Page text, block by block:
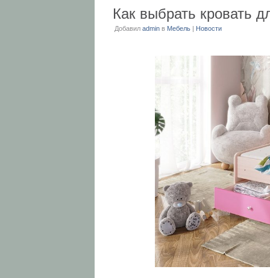
Как выбрать кровать
Добавил admin в Мебель | Новости